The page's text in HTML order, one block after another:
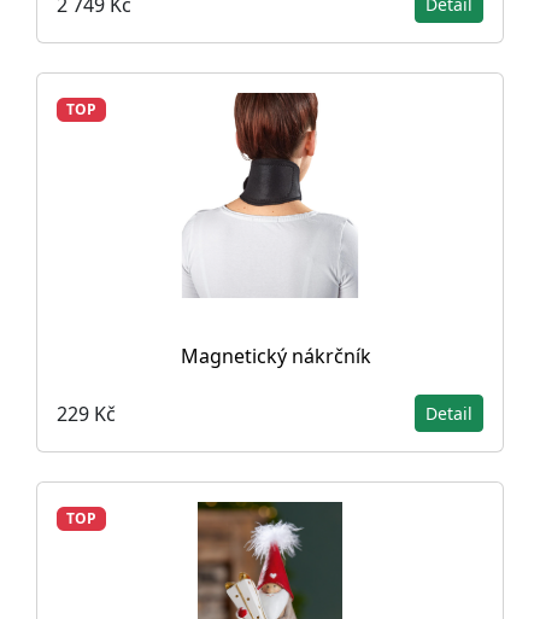
TOP
Magnetický nákrčník
229 Kč Detail
TOP